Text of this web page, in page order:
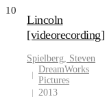
10
Lincoln
[videorecording]
Spielberg, Steven
DreamWorks
Pictures
2013